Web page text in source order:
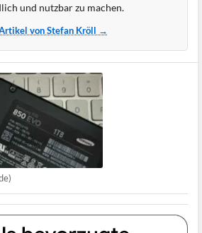
und nutzbar zu machen.
von Stefan Kröll →